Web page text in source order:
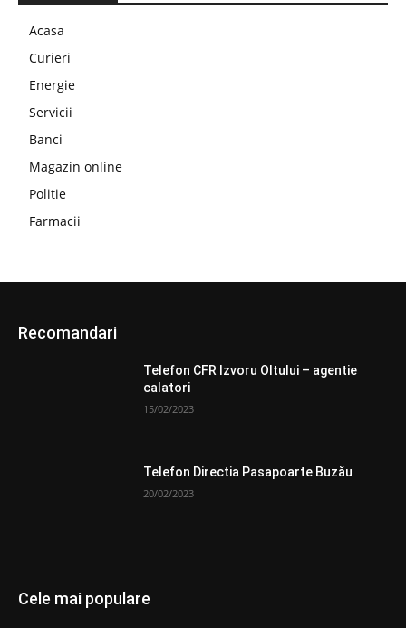
Acasa
Curieri
Energie
Servicii
Banci
Magazin online
Politie
Farmacii
Recomandari
Telefon CFR Izvoru Oltului – agentie
calatori
15/02/2023
Telefon Directia Pasapoarte Buzău
20/02/2023
Cele mai populare